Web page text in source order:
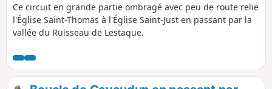
Ce circuit en grande partie ombragé avec peu de route relie
l'Église Saint-Thomas à l'Église Saint-Just en passant par la
vallée du Ruisseau de Lestaque.